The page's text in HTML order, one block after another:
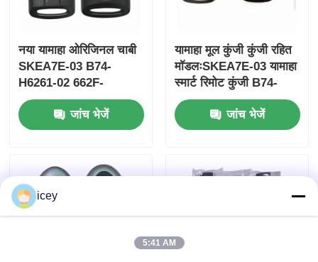
उत्पाद
नया यामाहा ओरिजिनल चाबी
SKEA7E-03 B74-
H6261-02 662F-
SKEA7D03
जांच भेजें
यामाहा मूल कुंजी कुंजी रहित
मॉडलःSKEA7E-03 यामाहा
स्मार्ट रिमोट कुंजी B74-
H6261-02/662F-
SKEA7D03 के लिए
जांच भेजें
icey
5:41 AM